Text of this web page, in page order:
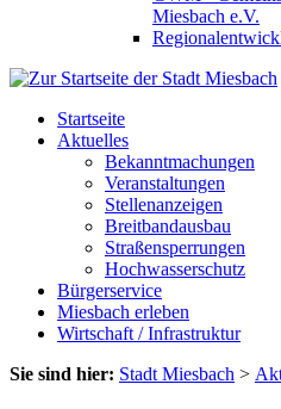
Miesbach e.V.
Startseite
Aktuelles
Bekanntmachungen
Veranstaltungen
Stellenanzeigen
Breitbandausbau
Straßensperrungen
Hochwasserschutz
Bürgerservice
Miesbach erleben
Wirtschaft / Infrastruktur
Sie sind hier: Stadt Miesbach >